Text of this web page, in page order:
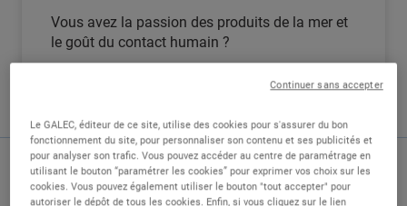
Vous avez la passion des produits de la mer et
le goût du contact humain ?
Le centre E.Leclerc de Mios recherche un(e)
l'équipe de son pôle Marée.
Vos missions au quotidien :Rattaché(e) au
Responsable du rayon Marée, vous incarnez la
Le GALEC, éditeur de ce site, utilise des cookies pour s'assurer du bon
fonctionnement du site, pour personnaliser son contenu et ses publicités et
pour analyser son trafic. Vous pouvez accéder au centre de paramétrage en
utilisant le bouton “paramétrer les cookies” pour exprimer vos choix sur les
cookies. Vous pouvez également utiliser le bouton "tout accepter" pour
autoriser le dépôt de tous les cookies. Enfin, si vous cliquez sur le lien
Continuer sans accepter